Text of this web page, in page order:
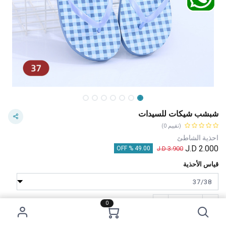
0
شبشب شيكات للسيدات
(تقييم 0)
احذية الشاطئ
2.000
3.900
J.D
49.00 % OFF
قياس الأحذية